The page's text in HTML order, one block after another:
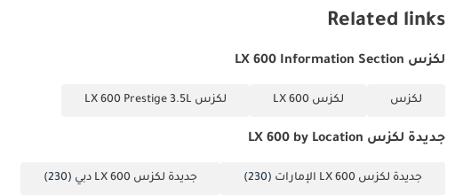
Related links
لكزس LX 600 Information Section
لكزس لكزس LX 600 لكزس LX 600 Prestige 3.5L
جديدة لكزس LX 600 by Location
جديدة لكزس LX 600 الإمارات (230) جديدة لكزس LX 600 دبي (230)